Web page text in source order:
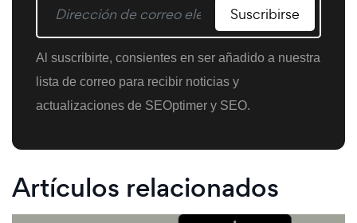
Suscribirse
Al suscribirte, consientes en ser añadido a nuestra
lista de correo para recibir noticias y
actualizaciones de SEOptimer y SEO.
Artículos relacionados